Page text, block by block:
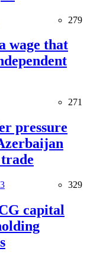
279
wage that
271
pressure
329
capital